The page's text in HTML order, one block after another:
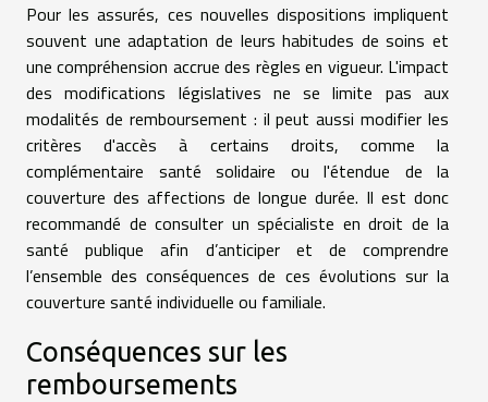
Pour les assurés, ces nouvelles dispositions impliquent
souvent une adaptation de leurs habitudes de soins et
une compréhension accrue des règles en vigueur. L'impact
des modifications législatives ne se limite pas aux
modalités de remboursement : il peut aussi modifier les
critères d'accès à certains droits, comme la
complémentaire santé solidaire ou l'étendue de la
couverture des affections de longue durée. Il est donc
recommandé de consulter un spécialiste en droit de la
santé publique afin d’anticiper et de comprendre
l’ensemble des conséquences de ces évolutions sur la
couverture santé individuelle ou familiale.
Conséquences sur les
remboursements